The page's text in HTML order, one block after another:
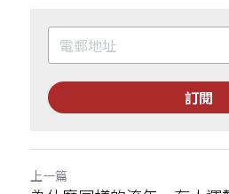
訂閱
上一篇